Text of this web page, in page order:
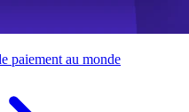
paiement au monde